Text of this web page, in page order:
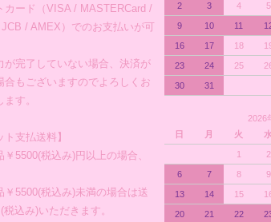
カード（VISA / MASTERCard /
/ AMEX）でのお支払いが可
完了していない場合、決済が
合もございますのでよろしくお
す。
ト支払送料】
5500(税込み)円以上の場合、
5500(税込み)未満の場合は送
込み)いただきます。
2 3 4 5
9 10 11
16 17 18
23 24 25
30 31
2026
日
月 火 水
1 2
6 7 8 9
13 14 15
20 21 22